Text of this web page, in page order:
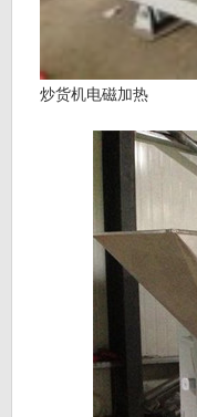
炒货机电磁加热